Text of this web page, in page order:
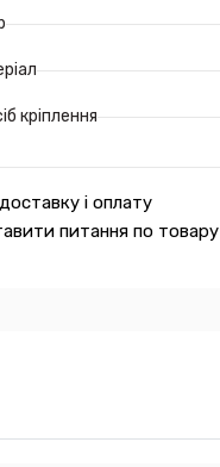
кріплення
і оплату
питання по товару